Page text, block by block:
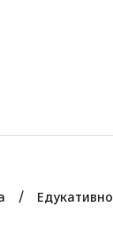
Едукативно